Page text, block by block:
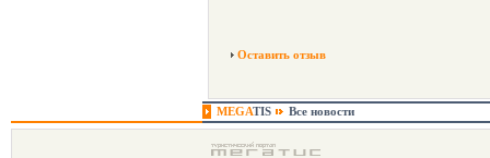
Оставить отзыв
MEGATIS Все новости